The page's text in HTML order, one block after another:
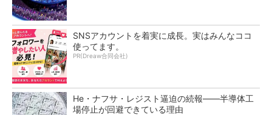
SNSアカウントを着実に成長。実はみんなココ
使ってます。
PR(Dreaw合同会社)
He・ナフサ・レジスト逼迫の続報――半導体工
場停止が回避できている理由